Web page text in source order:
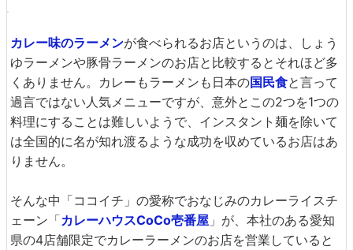
カレー味のラーメンが食べられるお店というのは、しょう
ゆラーメンや豚骨ラーメンのお店と比較するとそれほど多
くありません。カレーもラーメンも日本の国民食と言って
過言ではない人気メニューですが、意外とこの2つを1つの
料理にすることは難しいようで、インスタント麺を除いて
は全国的に名が知れ渡るような成功を収めているお店はあ
りません。
そんな中「ココイチ」の愛称でおなじみのカレーライスチ
ェーン「カレーハウスCoCo壱番屋 」が、本社のある愛知
県の4店舗限定でカレーラーメンのお店を営業していると